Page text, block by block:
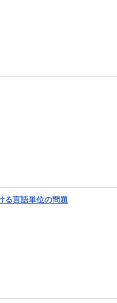
る言語単位の問題